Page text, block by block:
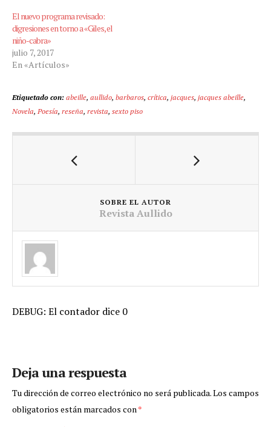
El nuevo programa revisado:
digresiones en torno a «Giles, el
niño-cabra»
julio 7, 2017
En «Artículos»
Etiquetado con:abeille, aullido, barbaros, crítica, jacques, jacques abeille,
Novela, Poesía, reseña, revista, sexto piso
SOBRE EL AUTOR
Revista Aullido
DEBUG: El contador dice 0
Deja una respuesta
Tu dirección de correo electrónico no será publicada.Los campos
obligatorios están marcados con *